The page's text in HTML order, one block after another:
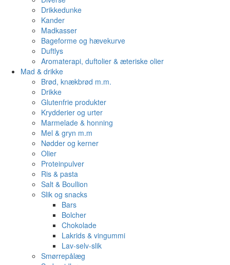
Drikkedunke
Kander
Madkasser
Bageforme og hævekurve
Duftlys
Aromaterapi, duftolier & æteriske olier
Mad & drikke
Brød, knækbrød m.m.
Drikke
Glutenfrie produkter
Krydderier og urter
Marmelade & honning
Mel & gryn m.m
Nødder og kerner
Olier
Proteinpulver
Ris & pasta
Salt & Boullion
Slik og snacks
Bars
Bolcher
Chokolade
Lakrids & vingummi
Lav-selv-slik
Smørrepålæg